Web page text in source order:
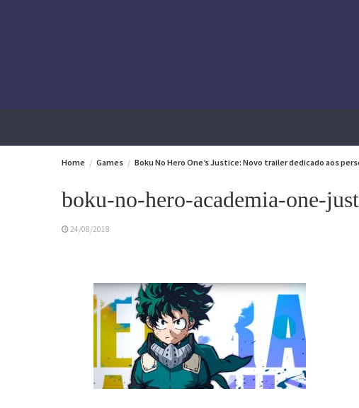
Home Games Boku No Hero One’s Justice: Novo trailer dedicado aos
boku-no-hero-academia-one-
24/08/2018